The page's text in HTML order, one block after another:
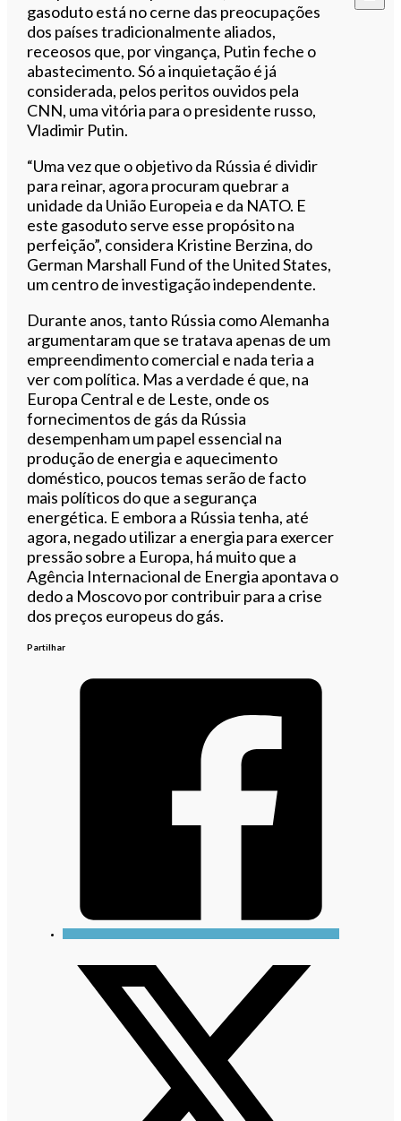
gasoduto está no cerne das preocupações
dos países tradicionalmente aliados,
receosos que, por vingança, Putin feche o
abastecimento. Só a inquietação é já
considerada, pelos peritos ouvidos pela
CNN, uma vitória para o presidente russo,
Vladimir Putin.
“Uma vez que o objetivo da Rússia é dividir
para reinar, agora procuram quebrar a
unidade da União Europeia e da NATO. E
este gasoduto serve esse propósito na
perfeição”, considera Kristine Berzina, do
German Marshall Fund of the United States,
um centro de investigação independente.
Durante anos, tanto Rússia como Alemanha
argumentaram que se tratava apenas de um
empreendimento comercial e nada teria a
ver com política. Mas a verdade é que, na
Europa Central e de Leste, onde os
fornecimentos de gás da Rússia
desempenham um papel essencial na
produção de energia e aquecimento
doméstico, poucos temas serão de facto
mais políticos do que a segurança
energética. E embora a Rússia tenha, até
agora, negado utilizar a energia para exercer
pressão sobre a Europa, há muito que a
Agência Internacional de Energia apontava o
dedo a Moscovo por contribuir para a crise
dos preços europeus do gás.
Partilhar